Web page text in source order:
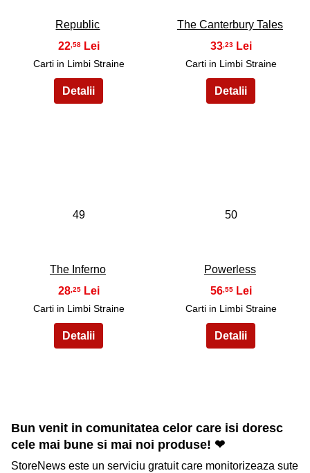
Republic
22 ,58
Carti in Limbi Straine
The Canterbury Tales
33 ,23
Carti in Limbi Straine
49
The Inferno
28 ,25
Carti in Limbi Straine
50
Powerless
56,55
Carti in Limbi Straine
Bun venit in comunitatea celor care isi doresc
cele mai bune si mai noi produse! ❤
StoreNews este un serviciu gratuit care monitorizeaza sute